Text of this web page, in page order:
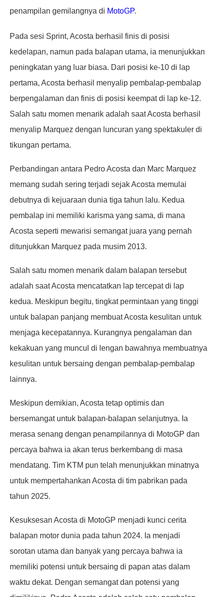
penampilan gemilangnya di MotoGP.
Pada sesi Sprint, Acosta berhasil finis di posisi
kedelapan, namun pada balapan utama, ia menunjukkan
peningkatan yang luar biasa. Dari posisi ke-10 di lap
pertama, Acosta berhasil menyalip pembalap-pembalap
berpengalaman dan finis di posisi keempat di lap ke-12.
Salah satu momen menarik adalah saat Acosta berhasil
menyalip Marquez dengan luncuran yang spektakuler di
tikungan pertama.
Perbandingan antara Pedro Acosta dan Marc Marquez
memang sudah sering terjadi sejak Acosta memulai
debutnya di kejuaraan dunia tiga tahun lalu. Kedua
pembalap ini memiliki karisma yang sama, di mana
Acosta seperti mewarisi semangat juara yang pernah
ditunjukkan Marquez pada musim 2013.
Salah satu momen menarik dalam balapan tersebut
adalah saat Acosta mencatatkan lap tercepat di lap
kedua. Meskipun begitu, tingkat permintaan yang tinggi
untuk balapan panjang membuat Acosta kesulitan untuk
menjaga kecepatannya. Kurangnya pengalaman dan
kekakuan yang muncul di lengan bawahnya membuatnya
kesulitan untuk bersaing dengan pembalap-pembalap
lainnya.
Meskipun demikian, Acosta tetap optimis dan
bersemangat untuk balapan-baIapan selanjutnya. Ia
merasa senang dengan penampilannya di MotoGP dan
percaya bahwa ia akan terus berkembang di masa
mendatang. Tim KTM pun telah menunjukkan minatnya
untuk mempertahankan Acosta di tim pabrikan pada
tahun 2025.
Kesuksesan Acosta di MotoGP menjadi kunci cerita
balapan motor dunia pada tahun 2024. Ia menjadi
sorotan utama dan banyak yang percaya bahwa ia
memiliki potensi untuk bersaing di papan atas dalam
waktu dekat. Dengan semangat dan potensi yang